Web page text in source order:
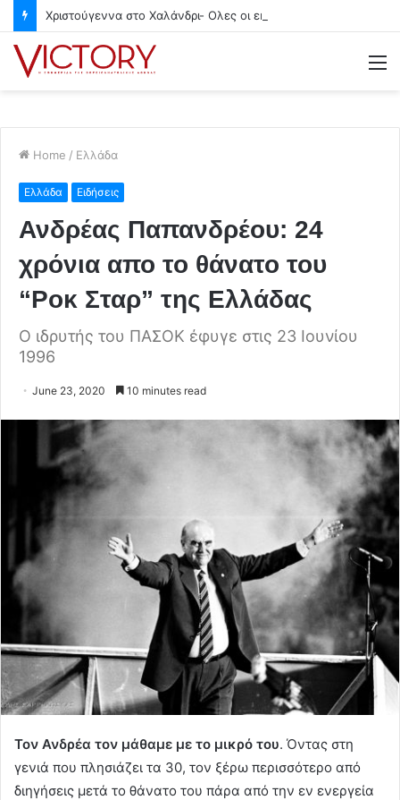
Home / Ελλάδα
Ελλάδα Ειδήσεις
Ανδρέας Παπανδρέου: 24
χρόνια απο το θάνατο του
“Ροκ Σταρ” της Ελλάδας
Ο ιδρυτής του ΠΑΣΟΚ έφυγε στις 23 Ιουνίου
1996
June 23, 2020 10 minutes read
Τον Ανδρέα τον μάθαμε με το μικρό του. Όντας στη
γενιά που πλησιάζει τα 30, τον ξέρω περισσότερο από
διηγήσεις μετά το θάνατο του πάρα από την εν ενεργεία